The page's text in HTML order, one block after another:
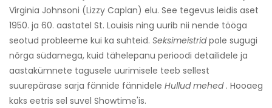
Virginia Johnsoni (Lizzy Caplan) elu. See tegevus leidis aset
1950. ja 60. aastatel St. Louisis ning uurib nii nende tööga
seotud probleeme kui ka suhteid. Seksimeistridpole sugugi
nõrga südamega, kuid tähelepanu perioodi detailidele ja
aastakümnete tagusele uurimisele teeb sellest
suurepärase sarja fännide fännidele Hullud mehed. Hooaeg
kaks eetris sel suvel Showtime'is.